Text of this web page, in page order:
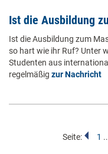
Ist die Ausbildung
Ist die Ausbildung zum
so hart wie ihr Ruf? Unter
Studenten aus
regelmäßig zur Nachricht
Seite: 1